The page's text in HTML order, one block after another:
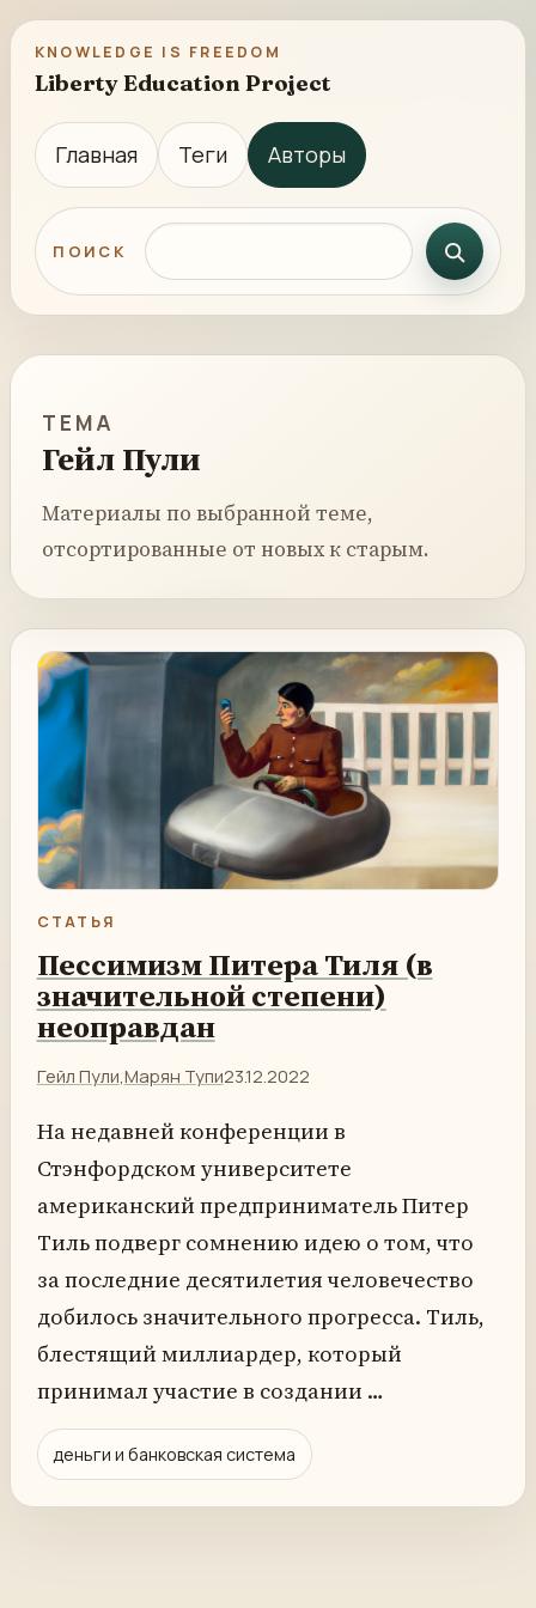
KNOWLEDGE IS FREEDOM
Liberty Education Project
Главная Теги Авторы
ПОИСК Поиск по сайту
ТЕМА
Гейл Пули
Материалы по выбранной теме,
отсортированные от новых к старым.
СТАТЬЯ
Пессимизм Питера Тиля (в
значительной степени)
неоправдан
Гейл Пули,Марян Тупи23.12.2022
На недавней конференции в
Стэнфордском университете
американский предприниматель Питер
Тиль подверг сомнению идею о том, что
за последние десятилетия человечество
добилось значительного прогресса. Тиль,
блестящий миллиардер, который
принимал участие в создании …
деньги и банковская система